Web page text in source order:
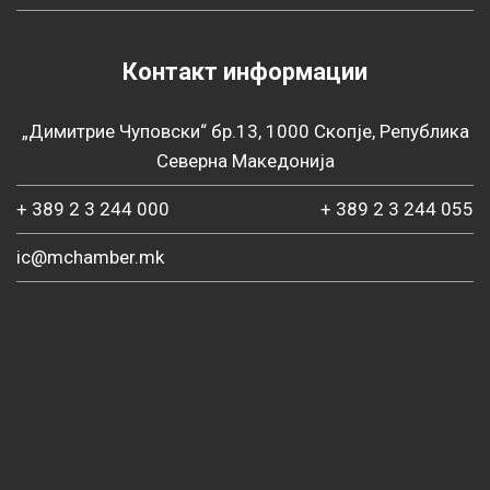
Контакт информации
„Димитрие Чуповски“ бр.13, 1000 Скопје, Република
Северна Македонија
+ 389 2 3 244 000 + 389 2 3 244 055
ic@mchamber.mk